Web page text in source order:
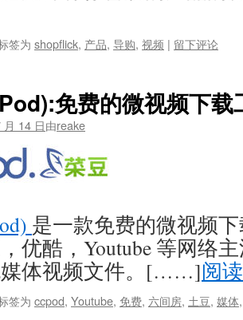
签为 shopflick, 产品, 导购, 视频 | 留下评论
免费的微视频下载
14 日由reake
是一款免费的微视频
优酷，Youtube 等网络
媒体视频文件。[……]阅
签为 ccpod, Youtube, 免费, 六间房, 土豆, 媒体